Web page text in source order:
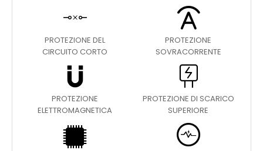
PROTEZIONE DEL
CIRCUITO CORTO
PROTEZIONE
SOVRACORRENTE
PROTEZIONE
ELETTROMAGNETICA
PROTEZIONE DI SCARICO
SUPERIORE